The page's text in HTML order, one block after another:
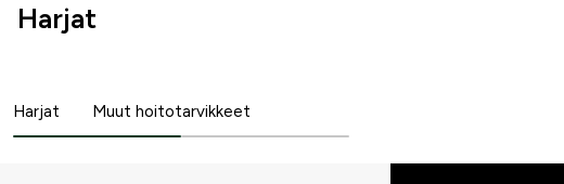
Harjat
Harjat Muut hoitotarvikkeet